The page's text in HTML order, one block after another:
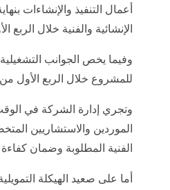
الإنشائية والفنية خلال الربع
وفيما يخص الجوانب
للمشروع خلال الربع الأول من عام 2028م، تزامناً مع اكتمال
وتجري إدارة الشركة في
الموردين والاستشاريين
الفنية المطلوبة وضمان
أما على صعيد الهيكلة